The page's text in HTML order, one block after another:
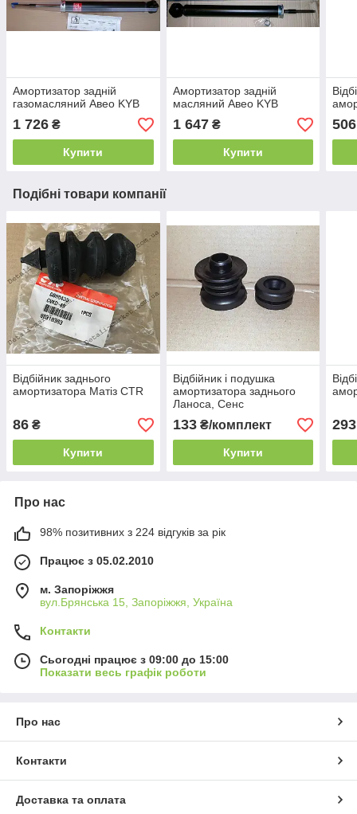
Амортизатор задній
газомасляний Aвео KYB
1 726 ₴
Купити
Амортизатор задній
масляний Aвео KYB
1 647₴
Купити
506
Подібні товари компанії
Відбійник заднього
амортизатора Матіз CTR
86 ₴
Купити
Відбійник і подушка
амортизатора заднього
Ланоса, Сенс
133₴/комплект
Купити
293
Про нас
98% позитивних з 224 відгуків за рік
Працює з 05.02.2010
м. Запоріжжя
вул.Брянська 15, Запоріжжя, Україна
Контакти
Сьогодні працює з 09:00 до 15:00
Показати весь графік роботи
Про нас
Контакти
Доставка та оплата